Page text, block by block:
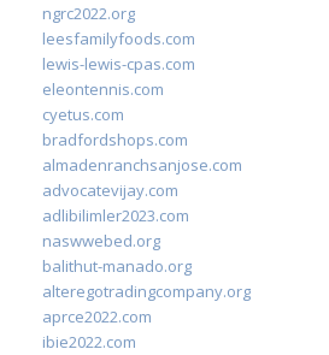
ngrc2022.org
leesfamilyfoods.com
lewis-lewis-cpas.com
eleontennis.com
cyetus.com
bradfordshops.com
almadenranchsanjose.com
advocatevijay.com
adlibilimler2023.com
naswwebed.org
balithut-manado.org
alteregotradingcompany.org
aprce2022.com
ibie2022.com